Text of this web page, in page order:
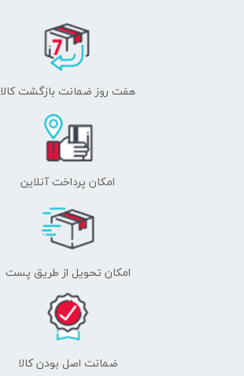
هفت روز ضمانت بازگشت کالا
امکان پرداخت آنلاین
اﻣﮑﺎن ﺗﺤﻮﯾﻞ از طریق پست
ﺿﻤﺎﻧﺖ اﺻﻞ ﺑﻮدن ﮐﺎﻟﺎ